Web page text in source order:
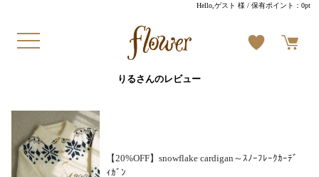
Hello,ゲスト 様 / 保有ポイント：0pt
りるさんのレビュー
【20%OFF】snowflake cardigan～ｽﾉｰﾌﾚｰｸｶｰﾃﾞ
ｨｶﾞﾝ